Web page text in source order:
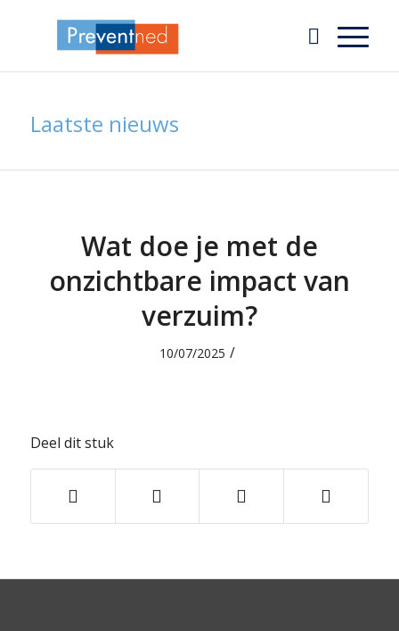
Laatste nieuws
Wat doe je met de
onzichtbare impact van
verzuim?
10/07/2025 /
Deel dit stuk